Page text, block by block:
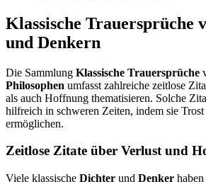
Klassische Trauersprüche
und Denkern
Die Sammlung Klassische Trauersprüche
Philosophen umfasst zahlreiche zeitlose
als auch Hoffnung thematisieren. Solche
hilfreich in schweren Zeiten, indem sie
ermöglichen.
Zeitlose Zitate über Verlust und
Viele klassische Dichter und Denker